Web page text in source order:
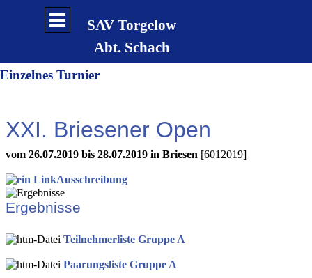
Direkt zum Seiteninhalt
SAV Torgelow
Abt. Schach
Menü überspringen
Einzelnes Turnier
XXI. Briesener Open
vom 26.07.2019 bis 28.07.2019 in Briesen [6012019]
Ausschreibung
Ergebnisse
Teilnehmerliste Gruppe A
Paarungsliste Gruppe A